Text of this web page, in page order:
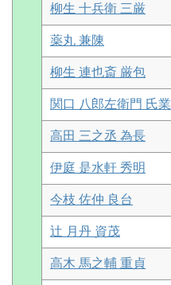
柳生 十兵衛 三厳
薬丸 兼陳
柳生 連也斎 厳包
関口 八郎左衛門 氏業
高田 三之丞 為長
伊庭 是水軒 秀明
今枝 佐仲 良台
辻 月丹 資茂
高木 馬之輔 重貞